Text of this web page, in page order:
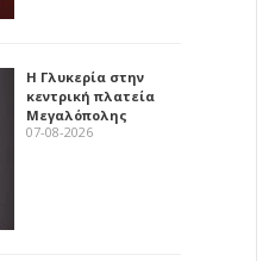
Η Γλυκερία στην
κεντρική πλατεία
Μεγαλόπολης
07-08-2026